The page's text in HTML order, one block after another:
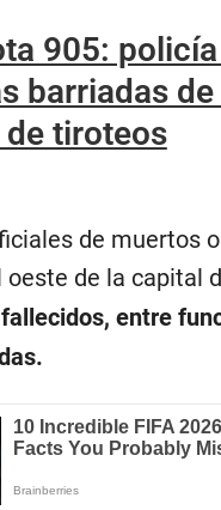
905:
barriadas
tiroteos
de muertos
de la capital
entre